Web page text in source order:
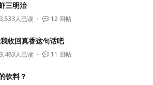
三明治
人已读 ・ 12 回帖
我收回真香这句话吧
人已读 ・ 11 回帖
饮料？